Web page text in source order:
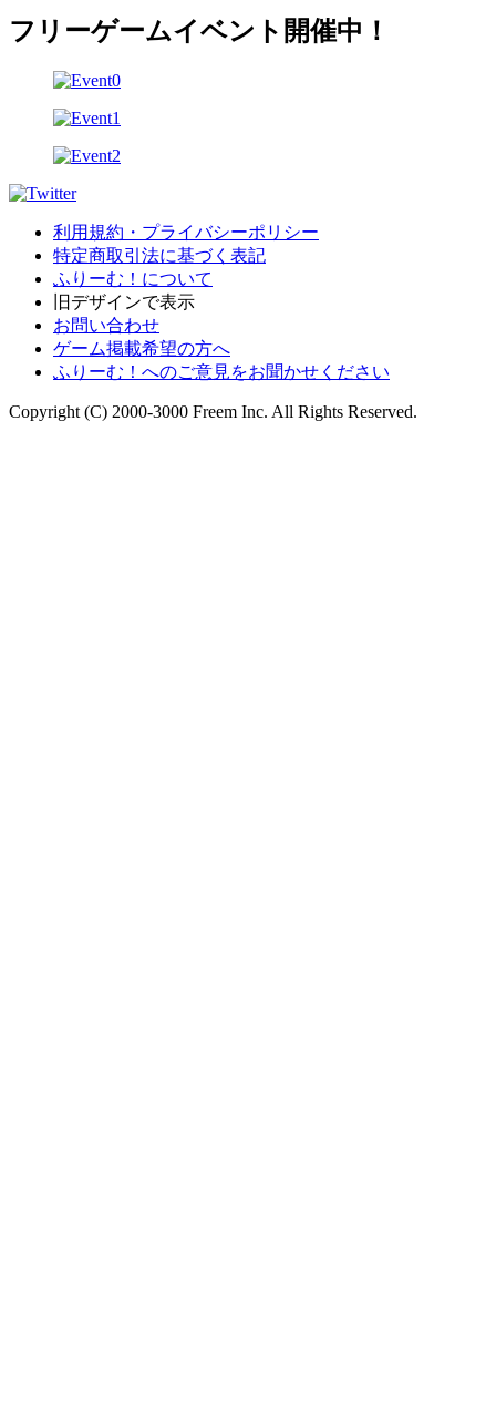
フリーゲームイベント開催中！
利用規約・プライバシーポリシー
特定商取引法に基づく表記
ふりーむ！について
旧デザインで表示
お問い合わせ
ゲーム掲載希望の方へ
ふりーむ！へのご意見をお聞かせください
Copyright (C) 2000-3000 Freem Inc. All Rights Reserved.